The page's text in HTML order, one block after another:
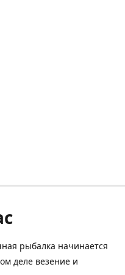
рыбалка начинается
деле везение и